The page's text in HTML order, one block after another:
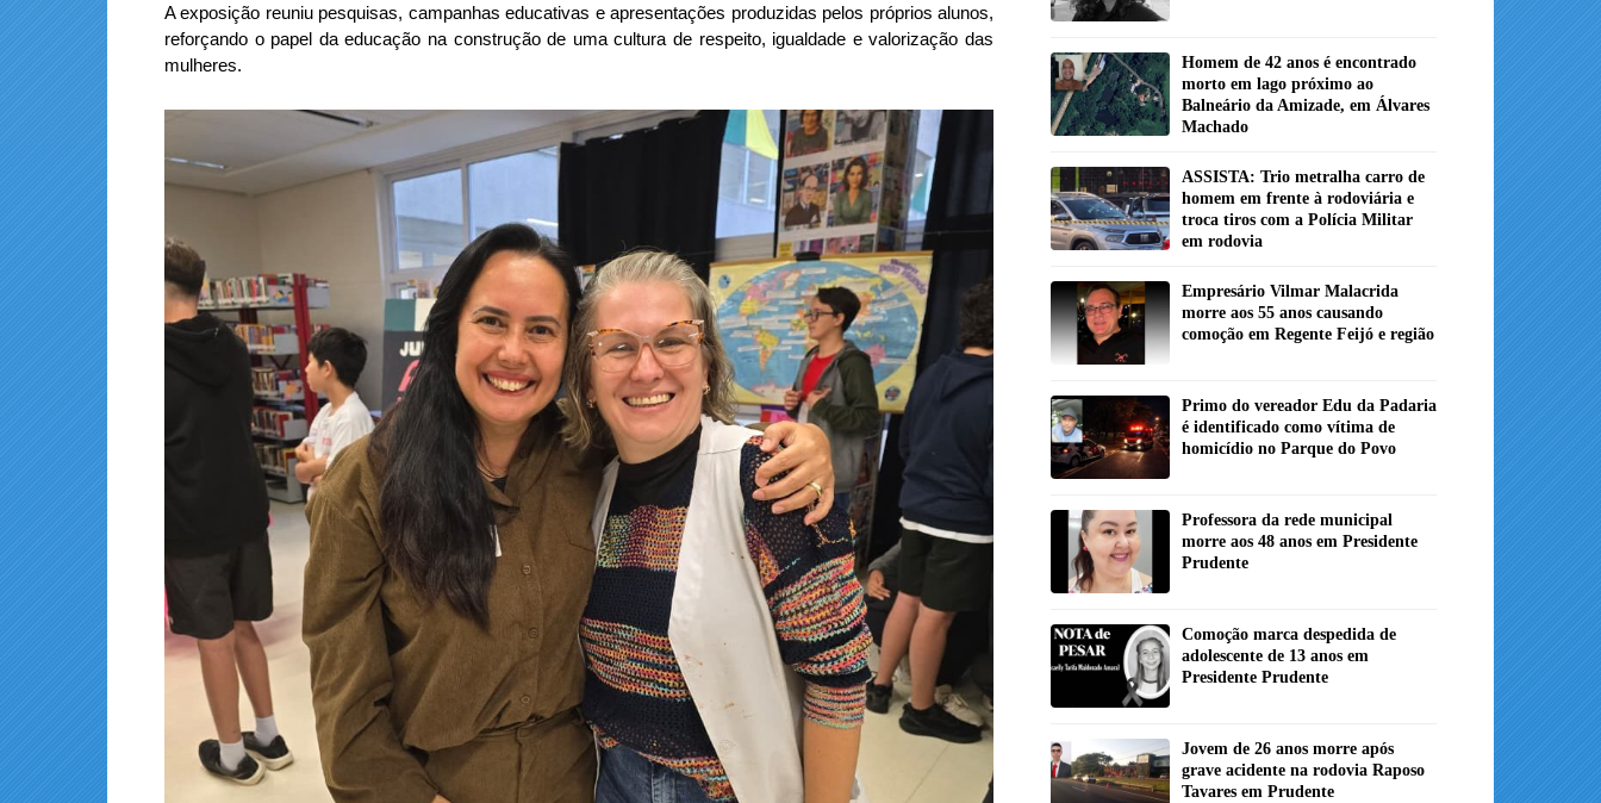
A exposição reuniu pesquisas, campanhas educativas e apresentações produzidas pelos próprios alunos,
reforçando o papel da educação na construção de uma cultura de respeito, igualdade e valorização das
mulheres.
Homem de 42 anos é encontrado
morto em lago próximo ao
Balneário da Amizade, em Álvares
Machado
ASSISTA: Trio metralha carro de
homem em frente à rodoviária e
troca tiros com a Polícia Militar
em rodovia
Empresário Vilmar Malacrida
morre aos 55 anos causando
comoção em Regente Feijó e região
Primo do vereador Edu da Padaria
é identificado como vítima de
homicídio no Parque do Povo
Professora da rede municipal
morre aos 48 anos em Presidente
Prudente
Comoção marca despedida de
adolescente de 13 anos em
Presidente Prudente
Jovem de 26 anos morre após
grave acidente na rodovia Raposo
Tavares em Prudente